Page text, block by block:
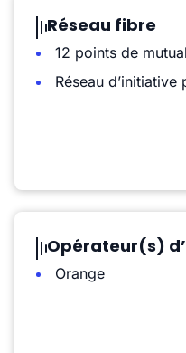
Réseau fibre
12 points de
Réseau d’initiative
Opérateur(s)
Orange